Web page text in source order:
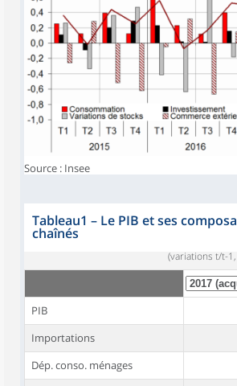
Source : Insee
Tableau1 – Le PIB et ses
chaînés
(variations t/t-1,
PIB
Importations
Dép. conso. ménages